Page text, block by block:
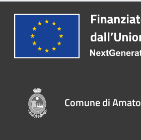
Comune di Amato